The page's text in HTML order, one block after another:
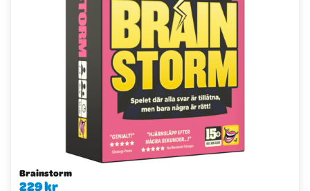
Brainstorm
229 kr